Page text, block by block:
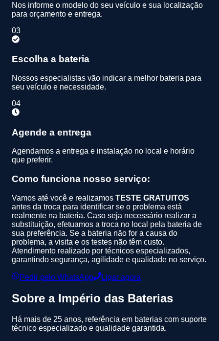
Nos informe o modelo do seu veículo e sua localização
para orçamento e entrega.
03
Escolha a bateria
Nossos especialistas vão indicar a melhor bateria para
seu veículo e necessidade.
04
Agende a entrega
Agendamos a entrega e instalação no local e horário
que preferir.
Como funciona nosso serviço:
Vamos até você e realizamos TESTE GRATUITOS
antes da troca para identificar se o problema está
realmente na bateria. Caso seja necessário realizar a
substituição, efetuamos a troca no local pela bateria de
sua preferência. Se a bateria não for a causa do
problema, a visita e os testes não têm custo.
Atendimento realizado por técnicos especializados,
garantindo segurança, agilidade e qualidade no serviço.
Pedir pelo WhatsApp Ligar agora
Sobre a Império das Baterias
Há mais de 25 anos, referência em baterias com suporte
técnico especializado e qualidade garantida.